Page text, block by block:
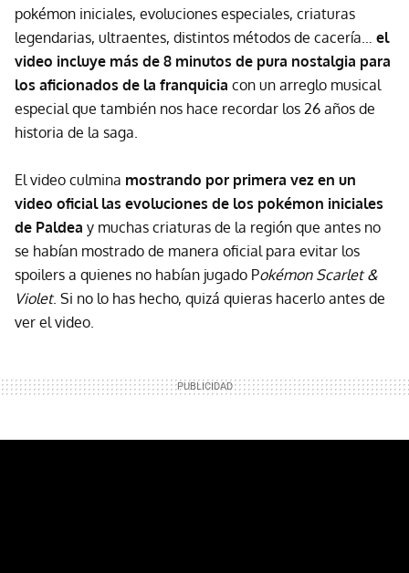
pokémon iniciales, evoluciones especiales, criaturas
legendarias, ultraentes, distintos métodos de cacería…
el
video incluye más de 8 minutos de pura nostalgia para
los aficionados de la franquicia con un arreglo musical
especial que también nos hace recordar los 26 años de
historia de la saga.
El video culmina mostrando por primera vez en un
video oficial las evoluciones de los pokémon iniciales
de Paldea y muchas criaturas de la región que antes no
se habían mostrado de manera oficial para evitar los
spoilers a quienes no habían jugado Pokémon Scarlet &
Violet. Si no lo has hecho, quizá quieras hacerlo antes de
ver el video.